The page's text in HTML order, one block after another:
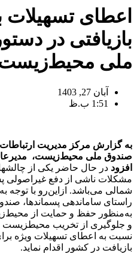
اعطای تسهیلات
بازیافتی در
ملی محیط‌زیست
آبان 27, 1403
1:51 ب.ظ
به گزارش مرکز مدیریت
صندوق ملی محیط‌زیست،
افزود در حال حاضر یکی از
مشکلات ناشی از دفع غیراصولی
شمالی می‌باشد. ازاین‌رو با توجه
راستای ساماندهی پسماندها،
به‌منظور حفظ و حمایت از
و جلوگیری از تخریب محیط­زیست
نسبت به اعطای تسهیلات ویژه
بازیافت در کشور اقدام نماید.